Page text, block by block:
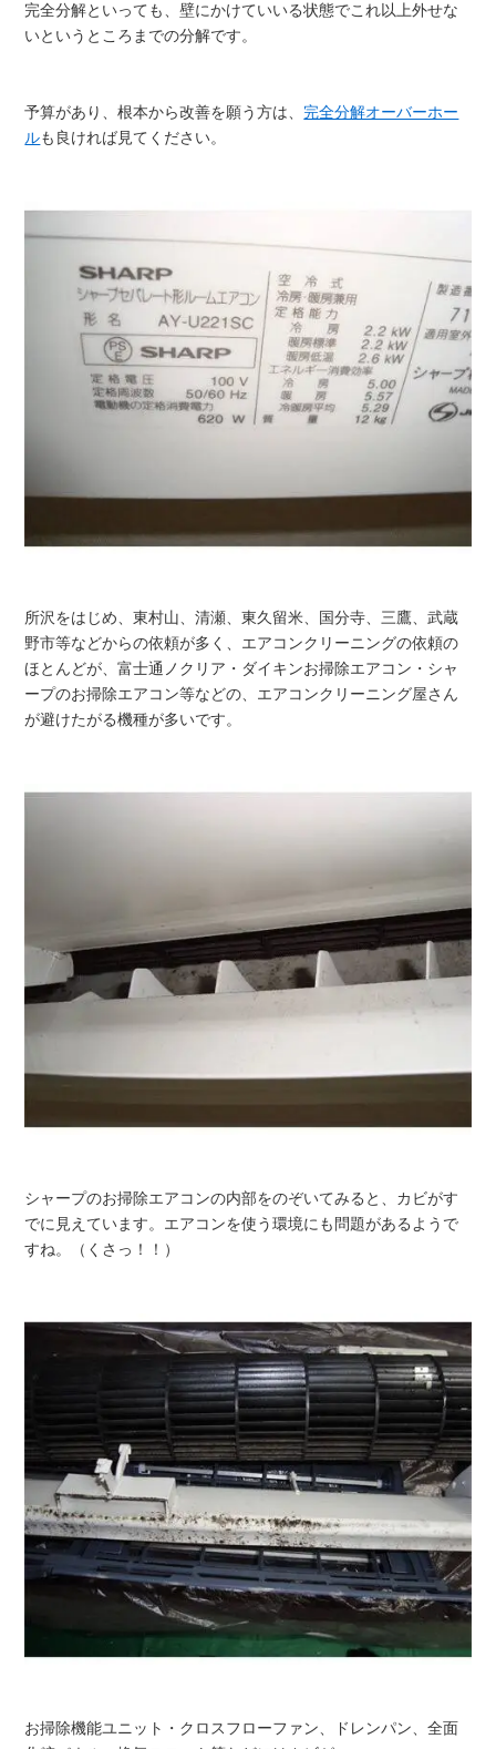
完全分解といっても、壁にかけていいる状態でこれ以上外せな
いというところまでの分解です。
予算があり、根本から改善を願う方は、 完全分解オーバーホー
ルも良ければ見てください。
所沢をはじめ、東村山、清瀬、東久留米、国分寺、三鷹、武蔵
野市等などからの依頼が多く、エアコンクリーニングの依頼の
ほとんどが、富士通ノクリア・ダイキンお掃除エアコン・シャ
ープのお掃除エアコン等などの、エアコンクリーニング屋さん
が避けたがる機種が多いです。
シャープのお掃除エアコンの内部をのぞいてみると、カビがす
でに見えています。エアコンを使う環境にも問題があるようで
すね。（くさっ！！）
お掃除機能ユニット・クロスフローファン、ドレンパン、全面